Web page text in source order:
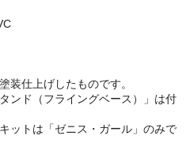
装仕上げしたものです。
ンド（フライングベース）」は付
ットは「ゼニス・ガール」のみで